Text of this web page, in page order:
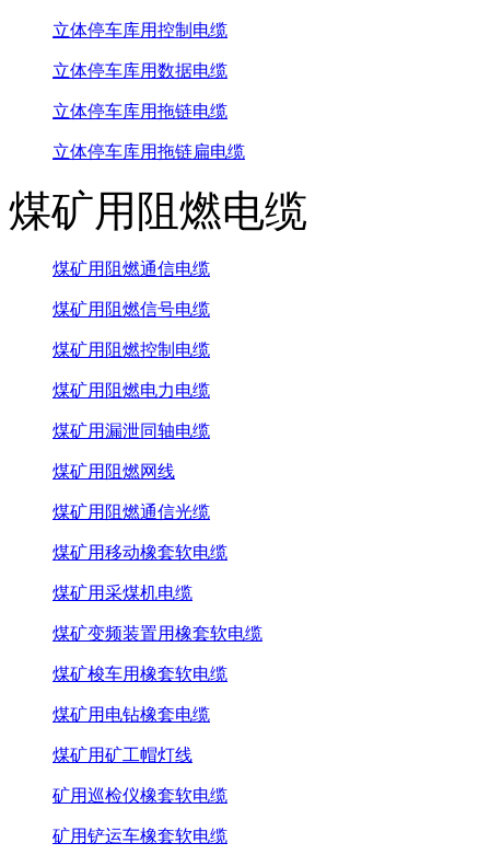
立体停车库用控制电缆
立体停车库用数据电缆
立体停车库用拖链电缆
立体停车库用拖链扁电缆
煤矿用阻燃电缆
煤矿用阻燃通信电缆
煤矿用阻燃信号电缆
煤矿用阻燃控制电缆
煤矿用阻燃电力电缆
煤矿用漏泄同轴电缆
煤矿用阻燃网线
煤矿用阻燃通信光缆
煤矿用移动橡套软电缆
煤矿用采煤机电缆
煤矿变频装置用橡套软电缆
煤矿梭车用橡套软电缆
煤矿用电钻橡套电缆
煤矿用矿工帽灯线
矿用巡检仪橡套软电缆
矿用铲运车橡套软电缆